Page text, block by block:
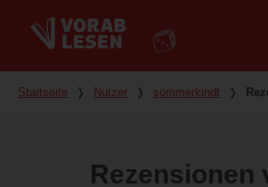
Du bist hier
Startseite ❭ Nutzer ❭ sommerkindt ❭
Rezensionen